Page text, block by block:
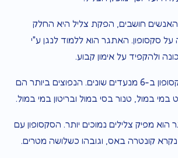
חושבים, הפקת צליל היא החלק
סקסופון. האתגר הוא ללמוד לנגן ע"י
ולהקפיד על אימון קבוע.
יש 6 סוגי סקסופון ב-6 מנעדים שונים. הנפוצים ביותר הם
במי במול, טנור בסי במול ובריטון במי במול.
הוא מפיק צלילים נמוכים יותר. הסקסופון עם
נקרא קונטרה באס, וגובהו כשלושה מטרים.